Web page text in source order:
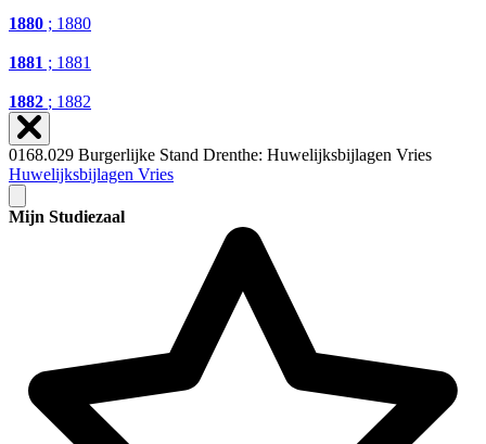
1880 ; 1880
1881 ; 1881
1882 ; 1882
0168.029 Burgerlijke Stand Drenthe: Huwelijksbijlagen Vries
Huwelijksbijlagen Vries
Mijn Studiezaal